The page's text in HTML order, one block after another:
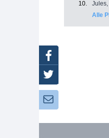
10.
Jules,
Alle